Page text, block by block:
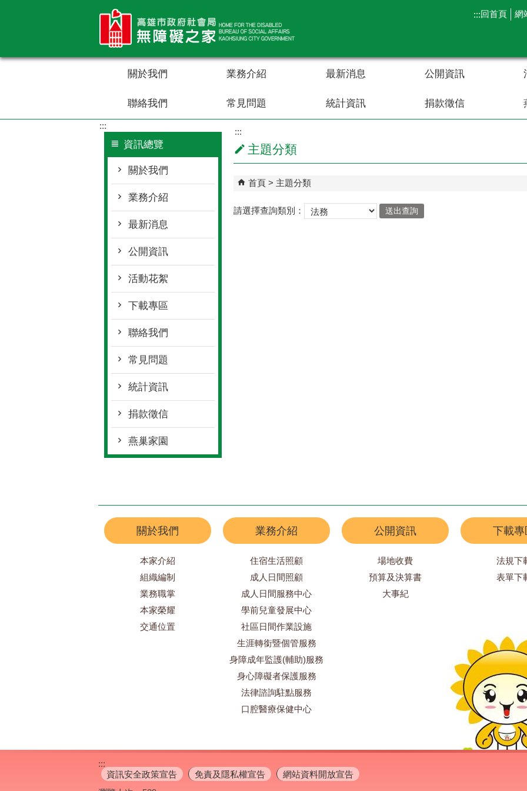
:::回首頁 網
關於我們 業務介紹 最新消息 公開資訊
聯絡我們 常見問題 統計資訊 捐款徵信
:::
資訊總覽
關於我們
業務介紹
最新消息
公開資訊
活動花絮
下載專區
聯絡我們
常見問題
統計資訊
捐款徵信
燕巢家園
:::
主題分類
首頁 主題分類
請選擇查詢類別：
關於我們
本家介紹
組織編制
業務職掌
本家榮耀
交通位置
業務介紹
住宿生活照顧
成人日間照顧
成人日間服務中心
學前兒童發展中心
社區日間作業設施
生涯轉銜暨個管服務
身障成年監護(輔助)服務
身心障礙者保護服務
法律諮詢駐點服務
口腔醫療保健中心
公開資訊
場地收費
預算及決算書
大事紀
下載專
法規下
表單下
:::
資訊安全政策宣告
免責及隱私權宣告
網站資料開放宣告